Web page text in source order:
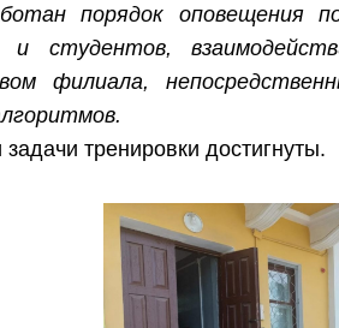
порядок оповещения
и студентов,
филиала,
тренировки достигнуты.